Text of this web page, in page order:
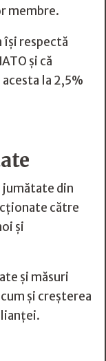
membre.
își respectă
și că
la 2,5%
jumătate din
către
și
și măsuri
și creșterea